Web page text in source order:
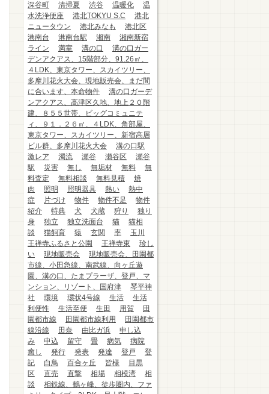
深谷町
清掃夏 渋谷 温暖化
温
水洗浄便座
港北TOKYU S.C
港北
ニュータウン
港北みなも
港北区
港南台
港南台駅 湘南
湘南新宿
ライン
満室 溝の口
溝の口ガー
デンアクアス、15階部分、91.26㎡、
４LDK、東京タワー、スカイツリー、
多摩川花火大会、現地販売会、まだ間
に合います、本命物件
溝の口ガーデ
ンアクアス、高津区久地、地上２０階
建、８５５世帯、ビッグコミュニテ
ィ、９１．２６㎡、４LDK、角部屋、
東京タワー、スカイツリー、新宿高層
ビル群、多摩川花火大会
溝の口駅
激レア
濁流 瀬谷 瀬谷区
瀬谷
駅
災害 無し 無垢材 無料
無
料査定
無料相談 無料見積
焼
肉
照明 照明器具 熱い
熱中
症
片づけ 物件 物件不足
物件
紹介
特典 犬 犬蔵 狩り
独り
身
独立 独立洗面台 猫
猫相
談
猫飼育 猿 玄関 率
玉川
王禅寺ふるさと公園
王禅寺東
珍し
い
現地販売会
現地販売会、田園都
市線、小田急線、南武線、向ヶ丘遊
園、溝の口、たまプラーザ、登戸、マ
ンション、リゾート、国府津
琴平神
社
環境 環状4号線 生活
生活
利便性
生活至便 生田 用賀
田
園都市線
田園都市線利用
田園都市
線沿線
田奈 由比ガ浜
申し込
み
申込 留守 畳 病気
病院
癒し
発行 発表 発達 登戸
登
記
白鳥 百合ヶ丘 皆様
目黒
区
直売 直撃 相場 相模湾
相
談
相鉄線、鶴ヶ峰、徒歩圏内、ファ